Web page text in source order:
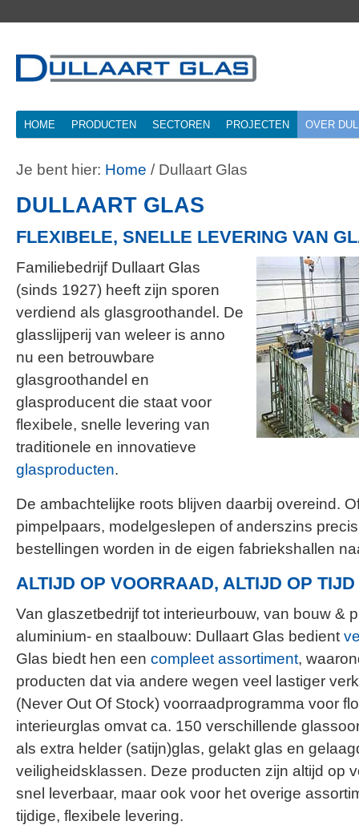
HOME PRODUCTEN SECTOREN PROJECTEN OVER
Je bent hier: Home /Dullaart Glas
DULLAART GLAS
FLEXIBELE, SNELLE LEVERING VAN
Familiebedrijf Dullaart Glas
(sinds 1927) heeft zijn sporen
verdiend als glasgroothandel. De
glasslijperij van weleer is anno
nu een betrouwbare
glasgroothandel en
glasproducent die staat voor
flexibele, snelle levering van
traditionele en innovatieve
glasproducten.
De ambachtelijke roots blijven daarbij overeind.
pimpelpaars, modelgeslepen of anderszins
bestellingen worden in de eigen fabriekshallen
ALTIJD OP VOORRAAD, ALTIJD OP TIJD
Van glaszetbedrijf tot interieurbouw, van bouw &
aluminium- en staalbouw: Dullaart Glas bedient
Glas biedt hen een compleet assortiment,
producten dat via andere wegen veel lastiger
(Never Out Of Stock) voorraadprogramma voor
interieurglas omvat ca. 150 verschillende
als extra helder (satijn)glas, gelakt glas en
veiligheidsklassen. Deze producten zijn altijd op
snel leverbaar, maar ook voor het overige
tijdige, flexibele levering.